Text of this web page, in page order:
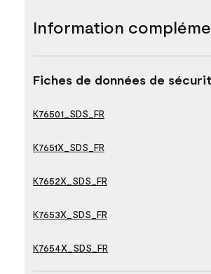
Information
Fiches de données de
K76501_SDS_FR
K7651X_SDS_FR
K7652X_SDS_FR
K7653X_SDS_FR
K7654X_SDS_FR